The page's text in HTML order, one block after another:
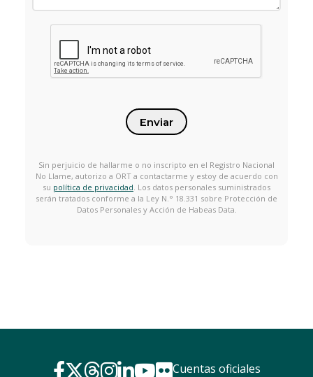
Enviar
Sin perjuicio de hallarme o no inscripto en el Registro Nacional
No Llame, autorizo a ORT a contactarme y estoy de acuerdo con
su política de privacidad . Los datos personales suministrados
serán tratados conforme a la Ley N.° 18.331 sobre Protección de
Datos Personales y Acción de Habeas Data.
Cuentas oficiales